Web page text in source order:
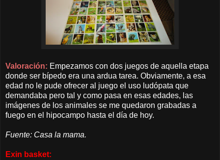
Valoración: Empezamos con dos juegos de aquella etapa
donde ser bípedo era una ardua tarea. Obviamente, a esa
edad no le pude ofrecer al juego el uso ludópata que
demandaba pero tal y como pasa en esas edades, las
imágenes de los animales se me quedaron grabadas a
fuego en el hipocampo hasta el día de hoy.
Fuente: Casa la mama.
Exin basket: